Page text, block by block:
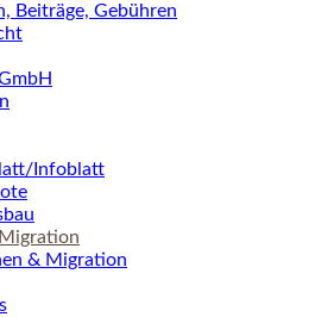
Beiträge, Gebühren
Infoblatt
& Migration